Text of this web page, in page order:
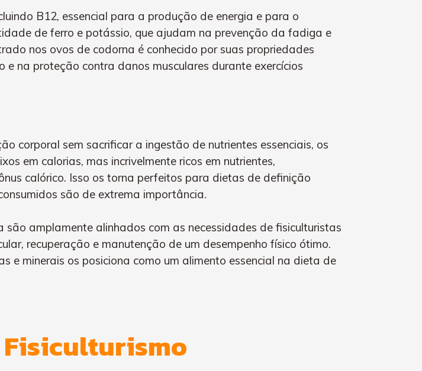
B12, essencial para a produção de energia e para o
de ferro e potássio, que ajudam na prevenção da fadiga e
nos ovos de codorna é conhecido por suas propriedades
na proteção contra danos musculares durante exercícios
corporal sem sacrificar a ingestão de nutrientes essenciais, os
em calorias, mas incrivelmente ricos em nutrientes,
calórico. Isso os torna perfeitos para dietas de definição
são de extrema importância.
amplamente alinhados com as necessidades de fisiculturistas
recuperação e manutenção de um desempenho físico ótimo.
e minerais os posiciona como um alimento essencial na dieta de
Fisiculturismo